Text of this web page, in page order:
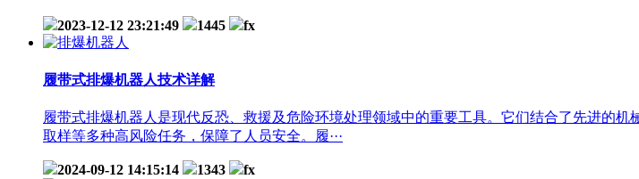
2023-12-12 23:21:49 1445 fx
履带式排爆机器人技术详解
履带式排爆机器人是现代反恐、救援及危险环境处理领域中的重要工具。它们结合了先进的
取样等多种高风险任务，保障了人员安全。履···
2024-09-12 14:15:14 1343 fx